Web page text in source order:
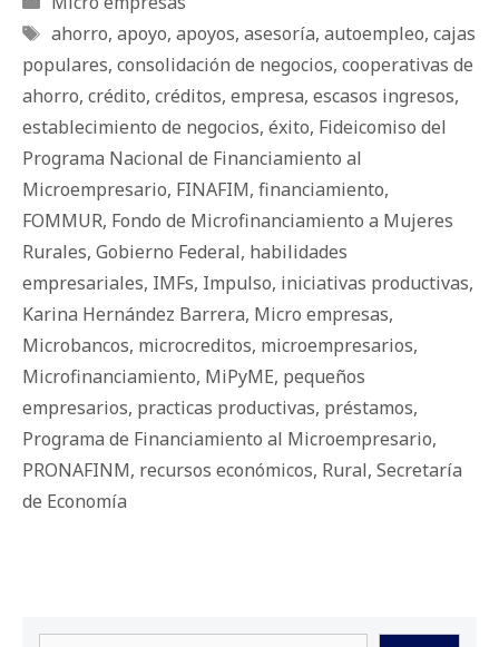
Etiquetas
ahorro, apoyo, apoyos, asesoría, autoempleo, cajas
populares, consolidación de negocios, cooperativas de
ahorro, crédito, créditos, empresa, escasos ingresos,
establecimiento de negocios, éxito, Fideicomiso del
Programa Nacional de Financiamiento al
Microempresario, FINAFIM, financiamiento,
FOMMUR, Fondo de Microfinanciamiento a Mujeres
Rurales, Gobierno Federal, habilidades
empresariales, IMFs, Impulso, iniciativas productivas,
Karina Hernández Barrera, Micro empresas,
Microbancos, microcreditos, microempresarios,
Microfinanciamiento, MiPyME, pequeños
empresarios, practicas productivas, préstamos,
Programa de Financiamiento al Microempresario,
PRONAFINM, recursos económicos, Rural, Secretaría
de Economía